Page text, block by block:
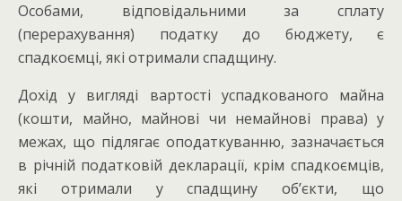
Особами, відповідальними за сплату
(перерахування) податку до бюджету, є
спадкоємці, які отримали спадщину.
Дохід у вигляді вартості успадкованого майна
(кошти, майно, майнові чи немайнові права) у
межах, що підлягає оподаткуванню, зазначається
в річній податковій декларації, крім спадкоємців,
які отримали у спадщину об’єкти, що